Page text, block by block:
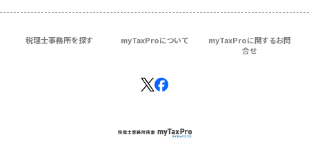
税理士事務所を探す myTaxProについて
myTaxProに関するお問
合せ